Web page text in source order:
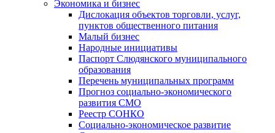
Экономика и бизнес
Дислокация объектов торговли, услуг,
пунктов общественного питания
Малый бизнес
Народные инициативы
Паспорт Слюдянского муниципального
образования
Перечень муниципальных программ
Прогноз социально-экономического
развития СМО
Реестр СОНКО
Социально-экономическое развитие